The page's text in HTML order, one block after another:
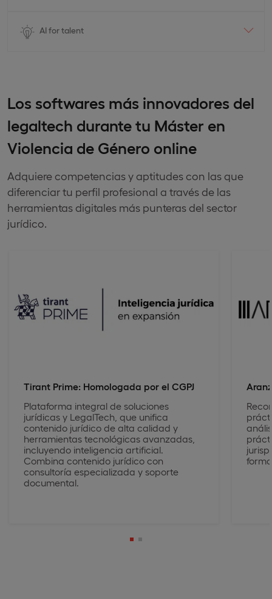
AI for talent
Los softwares más innovadores del
legaltech durante tu Máster en
Violencia de Género online
Adquiere competencias y aptitudes con las que
diferenciar tu perfil profesional a través de las
herramientas digitales más punteras del sector
jurídico.
Tirant Prime: Homologada por el CGPJ
Plataforma integral de soluciones
jurídicas y LegalTech, que unifica
contenido jurídico de alta calidad y
herramientas tecnológicas avanzadas,
incluyendo inteligencia artificial.
Combina contenido jurídico con
consultoría especializada y soporte
documental.